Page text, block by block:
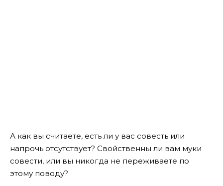
А как вы считаете, есть ли у вас совесть или
напрочь отсутствует? Свойственны ли вам муки
совести, или вы никогда не переживаете по
этому поводу?